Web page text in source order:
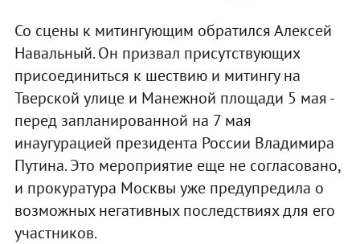
Со сцены к митингующим обратился Алексей
Навальный. Он призвал присутствующих
присоединиться к шествию и митингу на
Тверской улице и Манежной площади 5 мая -
перед запланированной на 7 мая
инаугурацией президента России Владимира
Путина. Это мероприятие еще не согласовано,
и прокуратура Москвы уже предупредила о
возможных негативных последствиях для его
участников.